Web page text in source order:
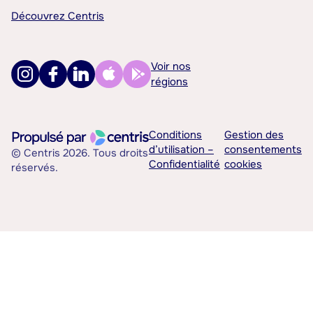
Découvrez Centris
Voir nos
régions
© Centris 2026. Tous droits
réservés.
Conditions
d’utilisation –
Confidentialité
Gestion des
consentements
cookies